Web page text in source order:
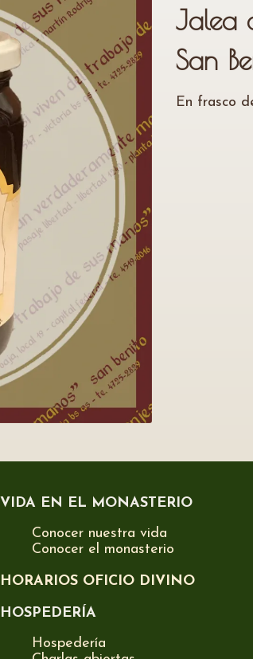
Jalea
San
En frasco
VIDA EN EL MONASTERIO
Conocer nuestra vida
Conocer el monasterio
HORARIOS OFICIO DIVINO
HOSPEDERÍA
Hospedería